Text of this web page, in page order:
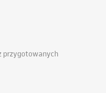
przygotowanych